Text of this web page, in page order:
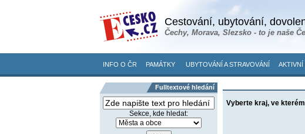
Cestování, ubytování,
Čechy, Morava, Slezsko - to je naše
INFO O ČR PAMÁTKY UBYTOVÁNÍ A STRAVOVÁNÍ AKTIVNÍ
Fulltextové hledání
Sekce, kde hledat:
Vyberte kraj, ve